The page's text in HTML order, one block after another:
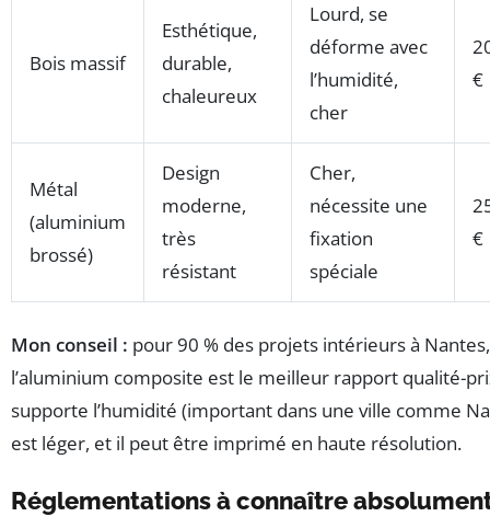
Bois massif
Esthétique,
durable,
chaleureux
Lourd, se
déforme avec
l’humidité,
cher
€
Métal
(aluminium
brossé)
Design
moderne,
très
résistant
Cher,
nécessite une
fixation
spéciale
€
Mon conseil : pour 90 % des projets intérieurs à Nantes,
l’aluminium composite est le meilleur rapport qualité-
supporte l’humidité (important dans une ville comme
est léger, et il peut être imprimé en haute résolution.
Réglementations à connaître